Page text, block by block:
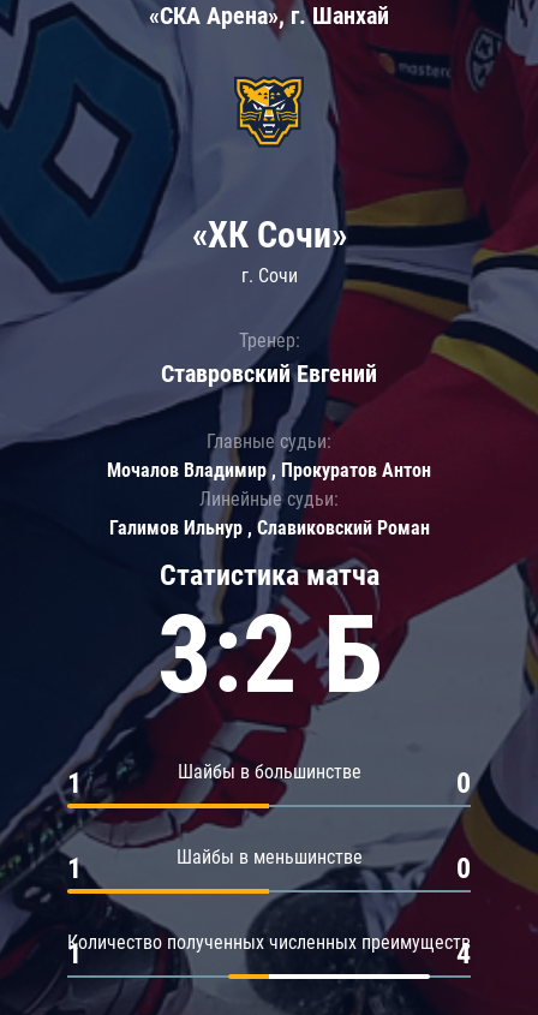
«СКА Арена», г. Шанхай
Статистика матча
3:2 Б
Шайбы в большинстве
1 0
Шайбы в меньшинстве
1 0
Количество полученных численных преимуществ
1 4
«ХК Сочи»
г. Сочи
Тренер:
Ставровский Евгений
Главные судьи:
Мочалов Владимир , Прокуратов Антон
Линейные судьи:
Галимов Ильнур , Славиковский Роман